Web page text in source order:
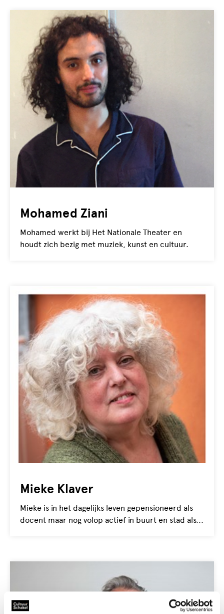
Mohamed Ziani
Mohamed werkt bij Het Nationale Theater en
houdt zich bezig met muziek, kunst en cultuur.
Mieke Klaver
Mieke is in het dagelijks leven gepensioneerd als
docent maar nog volop actief in buurt en stad als...